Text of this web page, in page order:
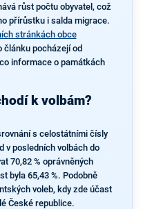
růst počtu obyvatel, což
přírůstku i salda migrace.
stránkách obce
pocházejí od
informace o památkách
k volbám?
s celostátními čísly
v posledních volbách do
70,82 % oprávněných
byla 65,43 %. Podobně
voleb, kdy zde účast
České republice.